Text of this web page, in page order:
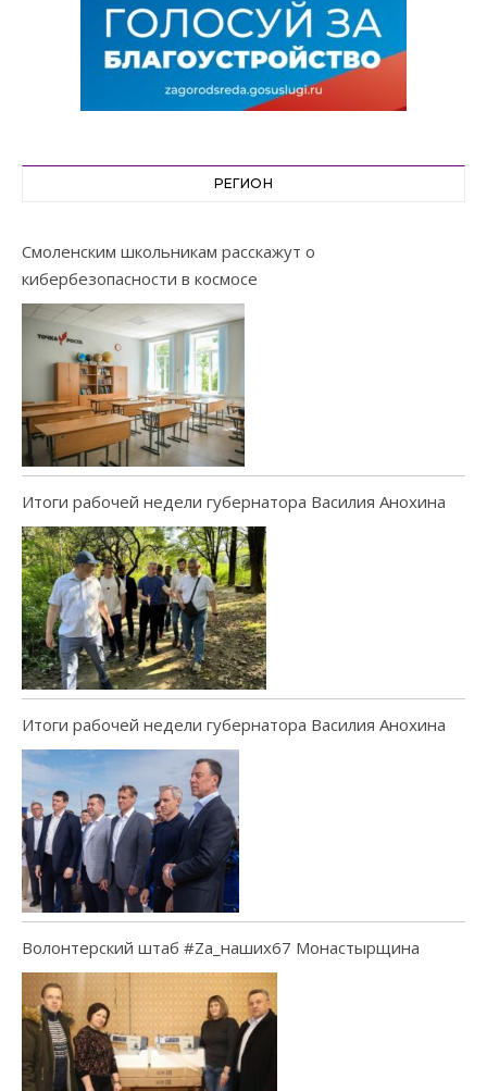
РЕГИОН
Смоленским школьникам расскажут о
кибербезопасности в космосе
Итоги рабочей недели губернатора Василия Анохина
Итоги рабочей недели губернатора Василия Анохина
Волонтерский штаб #Za_наших67 Монастырщина